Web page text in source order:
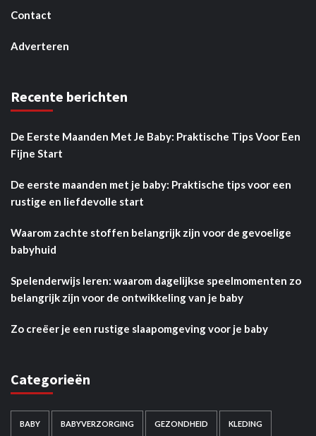
Contact
Adverteren
Recente berichten
De Eerste Maanden Met Je Baby: Praktische Tips Voor Een
Fijne Start
De eerste maanden met je baby: Praktische tips voor een
rustige en liefdevolle start
Waarom zachte stoffen belangrijk zijn voor de gevoelige
babyhuid
Spelenderwijs leren: waarom dagelijkse speelmomenten zo
belangrijk zijn voor de ontwikkeling van je baby
Zo creëer je een rustige slaapomgeving voor je baby
Categorieën
BABY BABYVERZORGING GEZONDHEID KLEDING